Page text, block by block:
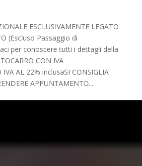
ESCLUSIVAMENTE LEGATO
(Escluso Passaggio di
per conoscere tutti i dettagli della
CON IVA
IVA AL 22% inclusaSI CONSIGLIA
APPUNTAMENTO...